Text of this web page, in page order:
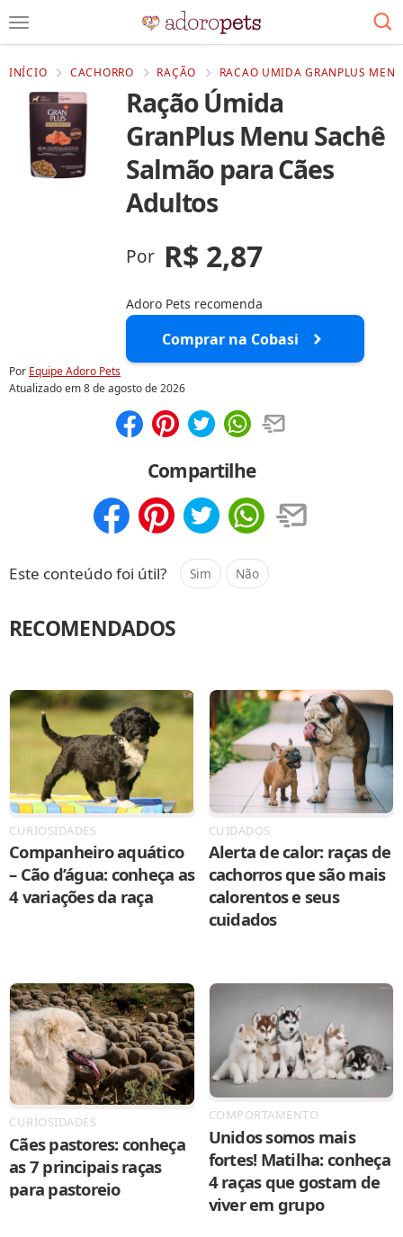
INÍCIO CACHORRO RAÇÃO RACAO UMIDA GRANPLUS
Ração Úmida
GranPlus Menu Sachê
Salmão para Cães
Adultos
Por R$ 2,87
Adoro Pets recomenda
Comprar na Cobasi
Por Equipe Adoro Pets
Atualizado em8 de agosto de 2026
Compartilhe
Este conteúdo foi útil? Sim Não
RECOMENDADOS
CURIOSIDADES
Companheiro aquático
– Cão d’água: conheça as
4 variações da raça
CUIDADOS
Alerta de calor: raças de
cachorros que são mais
calorentos e seus
cuidados
CURIOSIDADES
Cães pastores: conheça
as 7 principais raças
para pastoreio
COMPORTAMENTO
Unidos somos mais
fortes! Matilha: conheça
4 raças que gostam de
viver em grupo